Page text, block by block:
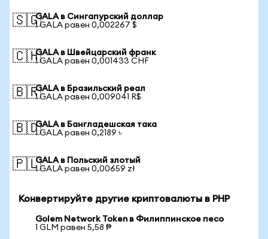
🇸🇬GALA в Сингапурский доллар
1 GALA равен 0,002267 $
🇨🇭GALA в Швейцарский франк
1 GALA равен 0,001433 CHF
🇧🇷GALA в Бразильский реал
1 GALA равен 0,009041 R$
🇧🇩GALA в Бангладешская така
1 GALA равен 0,2189 ৳
🇵🇱GALA в Польский злотый
1 GALA равен 0,00659 zł
Конвертируйте другие криптовалюты в PHP
Golem Network Token в Филиппинское песо
1 GLM равен 5,58 ₱